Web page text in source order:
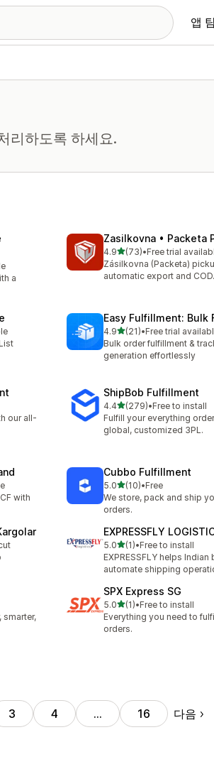
앱
리하도록 하세요.
a
Zasilkovna • Packeta
4.9별 5개 중
(73)
총 리뷰 73개
•Free trial
Zásilkovna (Packeta)
automatic export and COD.
Easy Fulfillment: Bulk
4.9별 5개 중
(21)
총 리뷰 21개
•Free trial
Bulk order fulfillment &
generation effortlessly
our all-
ShipBob Fulfillment
4.4별 5개 중
(279)
총 리뷰 279개
•Free to install
Fulfill your everything
global, customized 3PL.
with
Cubbo Fulfillment
5.0별 5개 중
(10)
총 리뷰 10개
•Free
We store, pack and ship
orders.
EXPRESSFLY
5.0별 5개 중
(1)
총 리뷰 1개
•Free to install
EXPRESSFLY helps
automate shipping
smarter,
SPX Express SG
5.0별 5개 중
(1)
총 리뷰 1개
•Free to install
Everything you need to
orders.
3 4 … 16 다음